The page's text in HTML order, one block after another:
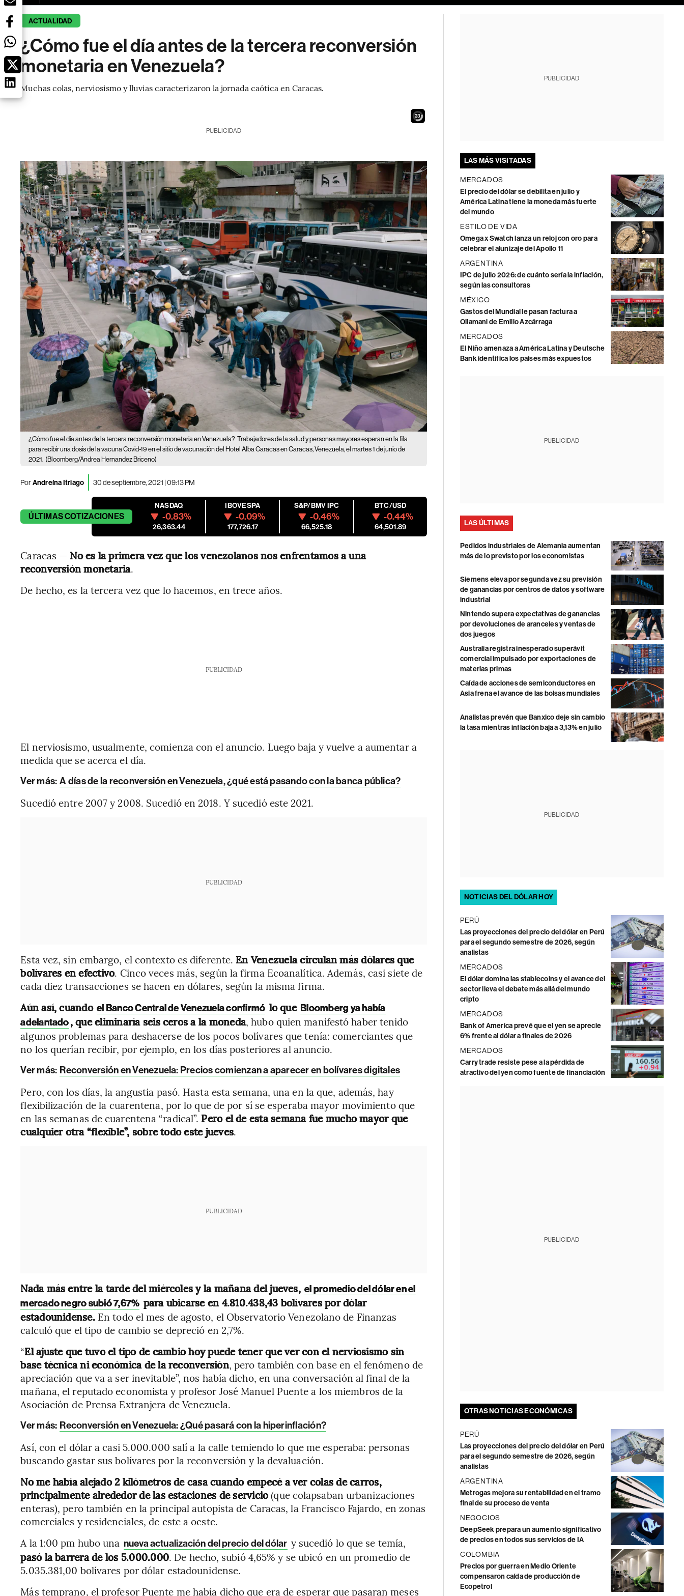
ACTUALIDAD
¿Cómo fue el día antes de la tercera reconversión
monetaria en Venezuela?
Muchas colas, nerviosismo y lluvias caracterizaron la jornada caótica en Caracas.
22
PUBLICIDAD
¿Cómo fue el día antes de la tercera reconversión monetaria en Venezuela? Trabajadores de la salud y personas mayores esperan en la fila
para recibir una dosis de la vacuna Covid-19 en el sitio de vacunación del Hotel Alba Caracas en Caracas, Venezuela, el martes 1 de junio de
2021. (Bloomberg/Andrea Hernandez Briceno)
PorAndreína Itriago 30 de septiembre, 2021 | 09:13 PM
ÚLTIMASCOTIZACIONES
NASDAQ
-0.83%
26,363.44
IBOVESPA
-0.09%
177,726.17
S&P/BMV IPC
-0.46%
66,525.18
BTC/USD
-0.44%
64,501.89
Caracas — No es la primera vez que los venezolanos nos enfrentamos a una
reconversión monetaria.
De hecho, es la tercera vez que lo hacemos, en trece años.
PUBLICIDAD
El nerviosismo, usualmente, comienza con el anuncio. Luego baja y vuelve a aumentar a
medida que se acerca el día.
Ver más: A días de la reconversión en Venezuela, ¿qué está pasando con la banca pública?
Sucedió entre 2007 y 2008. Sucedió en 2018. Y sucedió este 2021.
PUBLICIDAD
Esta vez, sin embargo, el contexto es diferente. En Venezuela circulan más dólares que
bolívares en efectivo. Cinco veces más, según la firma Ecoanalítica. Además, casi siete de
cada diez transacciones se hacen en dólares, según la misma firma.
Aún así, cuando el Banco Central de Venezuela confirmó lo que Bloomberg ya había
adelantado, que eliminaría seis ceros a la moneda, hubo quien manifestó haber tenido
algunos problemas para deshacerse de los pocos bolívares que tenía: comerciantes que
no los querían recibir, por ejemplo, en los días posteriores al anuncio.
Ver más: Reconversión en Venezuela: Precios comienzan a aparecer en bolívares digitales
Pero, con los días, la angustia pasó. Hasta esta semana, una en la que, además, hay
flexibilización de la cuarentena, por lo que de por sí se esperaba mayor movimiento que
en las semanas de cuarentena “radical”. Pero el de esta semana fue mucho mayor que
cualquier otra “flexible”, sobre todo este jueves.
PUBLICIDAD
Nada más entre la tarde del miércoles y la mañana del jueves, el promedio del dólar en el
mercado negro subió 7,67% para ubicarse en 4.810.438,43 bolívares por dólar
estadounidense.En todo el mes de agosto, el Observatorio Venezolano de Finanzas
calculó que el tipo de cambio se depreció en 2,7%.
“El ajuste que tuvo el tipo de cambio hoy puede tener que ver con el nerviosismo sin
base técnica ni económica de la reconversión, pero también con base en el fenómeno de
apreciación que va a ser inevitable”, nos había dicho, en una conversación al final de la
mañana, el reputado economista y profesor José Manuel Puente a los miembros de la
Asociación de Prensa Extranjera de Venezuela.
Ver más: Reconversión en Venezuela: ¿Qué pasará con la hiperinflación?
Así, con el dólar a casi 5.000.000 salí a la calle temiendo lo que me esperaba: personas
buscando gastar sus bolívares por la reconversión y la devaluación.
No me había alejado 2 kilómetros de casa cuando empecé a ver colas de carros,
principalmente alrededor de las estaciones de servicio(que colapsaban urbanizaciones
enteras), pero también en la principal autopista de Caracas, la Francisco Fajardo, en zonas
comerciales y residenciales, de este a oeste.
A la 1:00 pm hubo una nueva actualización del precio del dólar y sucedió lo que se temía,
pasó la barrera de los 5.000.000. De hecho, subió 4,65% y se ubicó en un promedio de
5.035.381,00 bolívares por dólar estadounidense.
Más temprano, el profesor Puente me había dicho que era de esperar que pasaran meses
PUBLICIDAD
LAS MÁS VISITADAS
MERCADOS
El precio del dólar se debilita en julio y
América Latina tiene la moneda más fuerte
del mundo
ESTILO DE VIDA
Omega x Swatch lanza un reloj con oro para
celebrar el alunizaje del Apollo 11
ARGENTINA
IPC de julio 2026: de cuánto sería la inflación,
según las consultoras
MÉXICO
Gastos del Mundial le pasan factura a
Ollamani de Emilio Azcárraga
MERCADOS
El Niño amenaza a América Latina y Deutsche
Bank identifica los países más expuestos
PUBLICIDAD
LAS ÚLTIMAS
Pedidos industriales de Alemania aumentan
más de lo previsto por los economistas
Siemens eleva por segunda vez su previsión
de ganancias por centros de datos y software
industrial
Nintendo supera expectativas de ganancias
por devoluciones de aranceles y ventas de
dos juegos
Australia registra inesperado superávit
comercial impulsado por exportaciones de
materias primas
Caída de acciones de semiconductores en
Asia frena el avance de las bolsas mundiales
Analistas prevén que Banxico deje sin cambio
la tasa mientras inflación baja a 3,13% en julio
PUBLICIDAD
NOTICIAS DEL DÓLAR HOY
PERÚ
Las proyecciones del precio del dólar en Perú
para el segundo semestre de 2026, según
analistas
MERCADOS
El dólar domina las stablecoins y el avance del
sector lleva el debate más allá del mundo
cripto
MERCADOS
Bank of America prevé que el yen se aprecie
6% frente al dólar a finales de 2026
MERCADOS
Carry trade resiste pese a la pérdida de
atractivo del yen como fuente de financiación
PUBLICIDAD
OTRAS NOTICIAS ECONÓMICAS
PERÚ
Las proyecciones del precio del dólar en Perú
para el segundo semestre de 2026, según
analistas
ARGENTINA
Metrogas mejora su rentabilidad en el tramo
final de su proceso de venta
NEGOCIOS
DeepSeek prepara un aumento significativo
de precios en todos sus servicios de IA
COLOMBIA
Precios por guerra en Medio Oriente
compensaron caída de producción de
Ecopetrol